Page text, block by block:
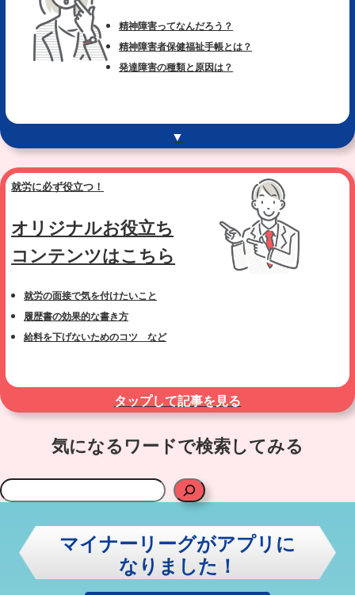
精神障害ってなんだろう？
精神障害者保健福祉手帳とは？
発達障害の種類と原因は？
▼
就労に必ず役立つ！
オリジナルお役立ち
コンテンツはこちら
就労の面接で気を付けたいこと
履歴書の効果的な書き方
給料を下げないためのコツ など
タップして記事を見る
気になるワードで検索してみる
検
索
マイナーリーグがアプリに
なりました！